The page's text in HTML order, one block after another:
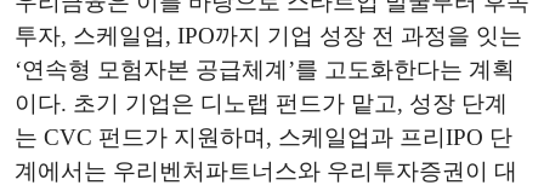
투자, 스케일업, IPO까지 기업 성장 전 과정을 잇는
‘연속형 모험자본 공급체계’를 고도화한다는 계획
이다. 초기 기업은 디노랩 펀드가 맡고, 성장 단계
는 CVC 펀드가 지원하며, 스케일업과 프리IPO 단
계에서는 우리벤처파트너스와 우리투자증권이 대